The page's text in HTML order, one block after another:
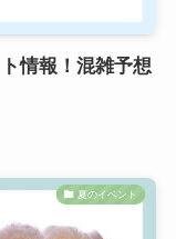
情報！混雑予想
夏のイベント